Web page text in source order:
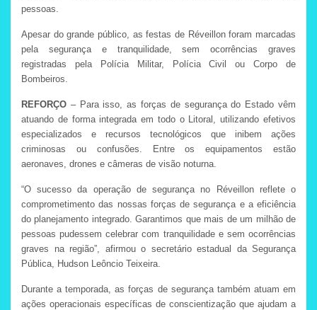
pessoas.
Apesar do grande público, as festas de Réveillon foram marcadas
pela segurança e tranquilidade, sem ocorrências graves
registradas pela Polícia Militar, Polícia Civil ou Corpo de
Bombeiros.
REFORÇO – Para isso, as forças de segurança do Estado vêm
atuando de forma integrada em todo o Litoral, utilizando efetivos
especializados e recursos tecnológicos que inibem ações
criminosas ou confusões. Entre os equipamentos estão
aeronaves, drones e câmeras de visão noturna.
“O sucesso da operação de segurança no Réveillon reflete o
comprometimento das nossas forças de segurança e a eficiência
do planejamento integrado. Garantimos que mais de um milhão de
pessoas pudessem celebrar com tranquilidade e sem ocorrências
graves na região”, afirmou o secretário estadual da Segurança
Pública, Hudson Leôncio Teixeira.
Durante a temporada, as forças de segurança também atuam em
ações operacionais específicas de conscientização que ajudam a